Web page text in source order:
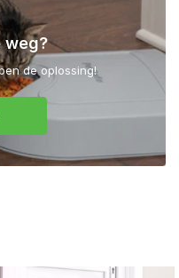
weg?
de oplossing!